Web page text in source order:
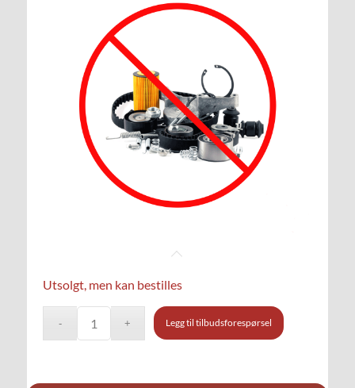
Utsolgt, men kan bestilles
Legg til tilbudsforespørsel